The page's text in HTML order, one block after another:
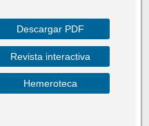
Descargar PDF
Revista interactiva
Hemeroteca